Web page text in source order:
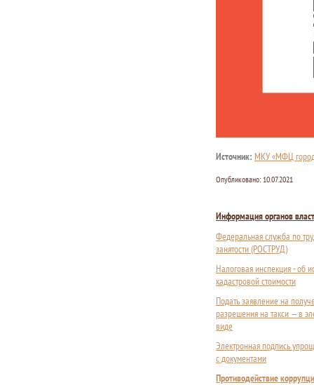
Источник: МКУ «МФЦ
Опубликовано: 10.07.2021
Информация органов
Федеральная служба по
занятости (РОСТРУД)
Налоговая инспекция - об
кадастровой стоимости
Подать заявление на
разрешения на такси — в
виде
Электронная подпись
с документами
Противодействие